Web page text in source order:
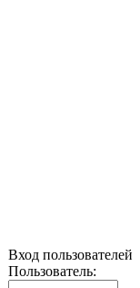
Вход пользователей
Пользователь: